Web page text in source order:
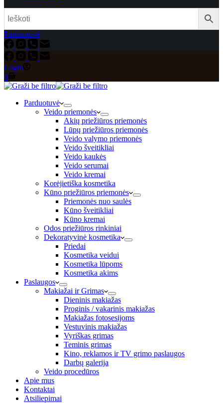
Parduotuvė
Login
0
Parduotuvė
Veido priemonės
Akių priežiūros priemonės
Lūpų priežiūros priemonės
Veido valymo priemonės
Veido šveitikliai
Veido kaukės
Veido serumai
Veido kremai
Korėjietiška kosmetika
Kūno priežiūros priemonės
Priemonės nuo saulės
Kūno šveitikliai
Kūno kremai
Odos priežiūros rinkiniai
Dekoratyvinė kosmetika
Priedai
Kosmetika veidui
Kosmetika lūpoms
Kosmetika akims
Paslaugos
Makiažai ir Grimas
Dieninis makiažas
Proginis / vakarinis makiažas
Makiažas fotosesijoms
Vestuvinis makiažas
Vyriškas grimas
Teminis grimas
Kino, reklamos ir TV grimo paslaugos
Darbų galerija
Veido procedūros
Apie mus
Kontaktai
Atsiliepimai